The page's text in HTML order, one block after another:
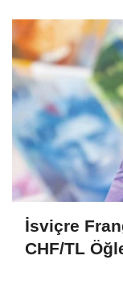
İsviçre
CHF/TL